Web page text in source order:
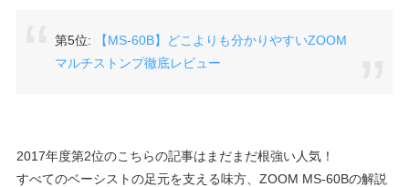
第5位:
【MS-60B】どこよりも分かりやすいZOOM
マルチストンプ徹底レビュー
2017年度第2位のこちらの記事はまだまだ根強い人気！
すべてのベーシストの足元を支える味方、ZOOM MS-60Bの解説